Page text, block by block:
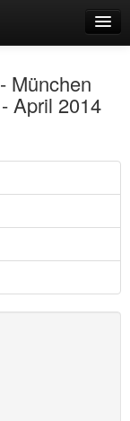
München
April 2014